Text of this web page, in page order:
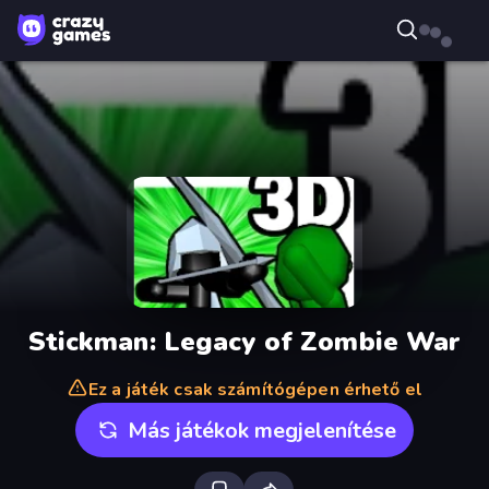
Stickman: Legacy of Zombie War
Ez a játék csak számítógépen érhető el
Más játékok megjelenítése